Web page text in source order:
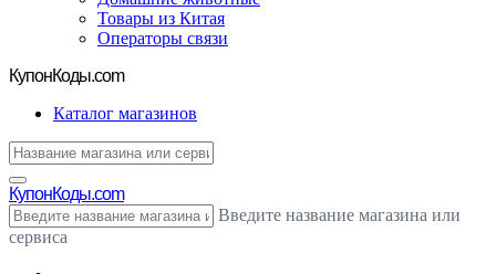
Товары из Китая
Операторы связи
КупонКоды.com
Каталог магазинов
КупонКоды.com
Введите название магазина или
сервиса